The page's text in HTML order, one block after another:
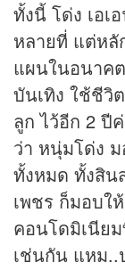
ทั้งนี้ โด่ง เอ
หลายที่ แต่หลั
แผนในอนาค
บันเทิง ใช้ชีวิ
ลูก ไว้อีก 2 ปี
ว่า หนุ่มโด่ง
ทั้งหมด ทั้งสิน
เพชร ก็มอบใ
คอนโดมิเนียม
เช่นกัน แหม